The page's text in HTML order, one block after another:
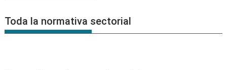
Noticias
Toda la normativa sectorial